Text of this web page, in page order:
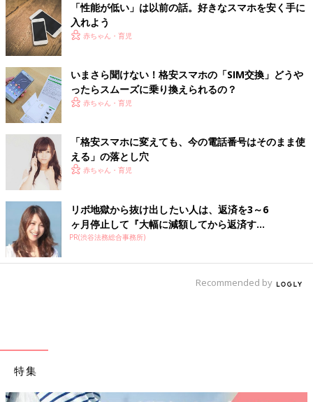
ちなみに大手携帯会社では、5GBで月額5,000円。格安スマホな
ら、半額以下で同じデータ通信量を使えます。
ヘビーユーザーにおすすめのプラン［7GB～容量無制限］
データ通信量を最も使用するのは、動画の視聴です。子どものお
昼寝中にスマホでドラマを見るなど、動画を1日1時間以上見る人
は、大容量のプランを選んでおきましょう。
大手携帯会社では、容量5GBの次の選択肢は、20GB、30GB。
「5GBじゃ足りないけど、20GBもいらない」という人には、選
択肢が豊富な格安スマホの出番です。
「性能が低い」は以前の話。好きなスマホを安く手に
入れよう
赤ちゃん・育児
いまさら聞けない！格安スマホの「SIM交換」どうや
ったらスムーズに乗り換えられるの？
赤ちゃん・育児
「格安スマホに変えても、今の電話番号はそのまま使
える」の落とし穴
赤ちゃん・育児
リボ地獄から抜け出したい人は、返済を3～6
ヶ月停止して『大幅に減額してから返済す...
PR(渋谷法務総合事務所)
Recommended by
特集